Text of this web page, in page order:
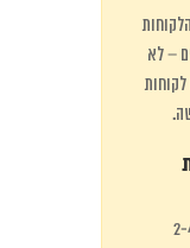
– לא
ניתן לראות תוך 2-4